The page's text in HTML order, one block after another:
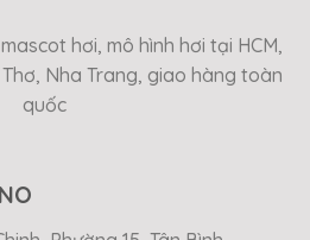
hơi, mô hình hơi tại HCM,
Nha Trang, giao hàng toàn
quốc